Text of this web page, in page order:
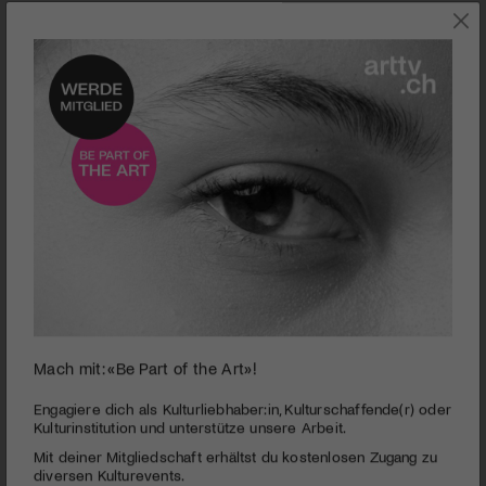
Centre Pompidou, Paris | Pierre Huyghe | © Centre Pompidou, Paris |
Pierre Huyghe
Centre Pompidou, Paris | Pierre Huyghe
Mach mit: «Be Part of the Art»!
Engagiere dich als Kulturliebhaber:in, Kulturschaffende(r) oder
Kulturinstitution und unterstütze unsere Arbeit.
Mit deiner Mitgliedschaft erhältst du kostenlosen Zugang zu
diversen Kulturevents.